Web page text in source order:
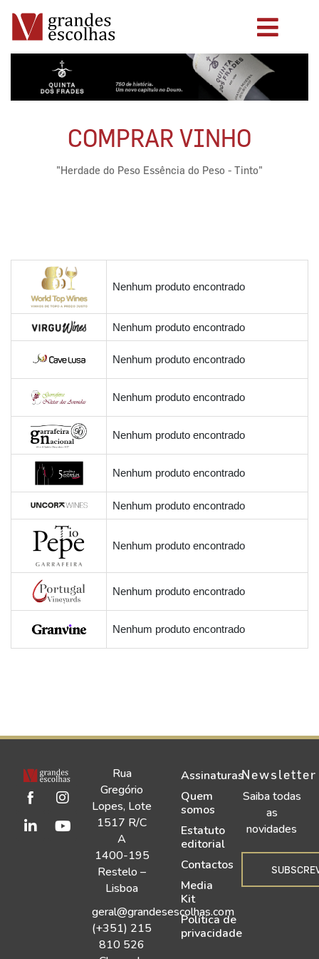
COMPRAR VINHO
"Herdade do Peso Essência do Peso - Tinto"
Nenhum produto encontrado
Nenhum produto encontrado
Nenhum produto encontrado
Nenhum produto encontrado
Nenhum produto encontrado
Nenhum produto encontrado
Nenhum produto encontrado
Nenhum produto encontrado
Nenhum produto encontrado
Nenhum produto encontrado
Rua
Gregório
Lopes, Lote
1517 R/C
A
1400-195
Restelo –
Lisboa
geral@grandesescolhas.com
(+351) 215
810 526
Assinaturas
Quem
somos
Estatuto
editorial
Contactos
Media
Kit
Política de
privacidade
Newsletter
Saiba todas
as
novidades